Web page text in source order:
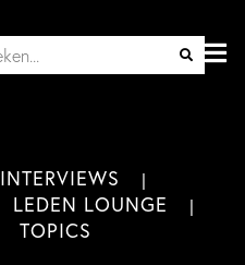
INTERVIEWS
LEDEN LOUNGE
TOPICS